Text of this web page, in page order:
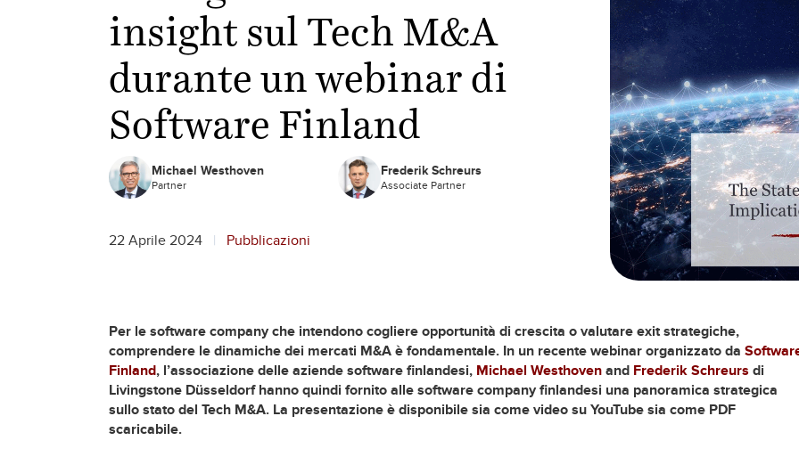
insight sul Tech M&A
durante un webinar di
Software Finland
Michael Westhoven
Partner
Frederik Schreurs
Associate Partner
22 Aprile 2024 Pubblicazioni
Per le software company che intendono cogliere opportunità di crescita o valutare exit strategiche,
comprendere le dinamiche dei mercati M&A è fondamentale. In un recente webinar organizzato da
Finland, l’associazione delle aziende software finlandesi, Michael Westhoven and Frederik Schreurs di
Livingstone Düsseldorf hanno quindi fornito alle software company finlandesi una panoramica strategica
sullo stato del Tech M&A. La presentazione è disponibile sia come video su YouTube sia come PDF
scaricabile.